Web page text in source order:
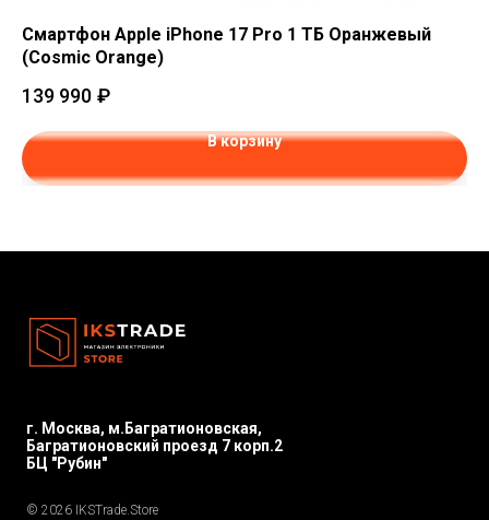
Смартфон Apple iPhone 17 Pro 1 ТБ Оранжевый
(Cosmic Orange)
139 990 ₽
В корзину
г. Москва, м.Багратионовская,
Багратионовский проезд 7 корп.2
БЦ "Рубин"
© 2026 IKSTrade.Store